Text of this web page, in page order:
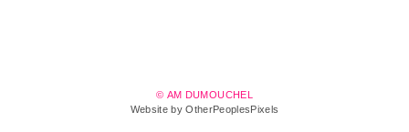
© AM DUMOUCHEL
Website by OtherPeoplesPixels